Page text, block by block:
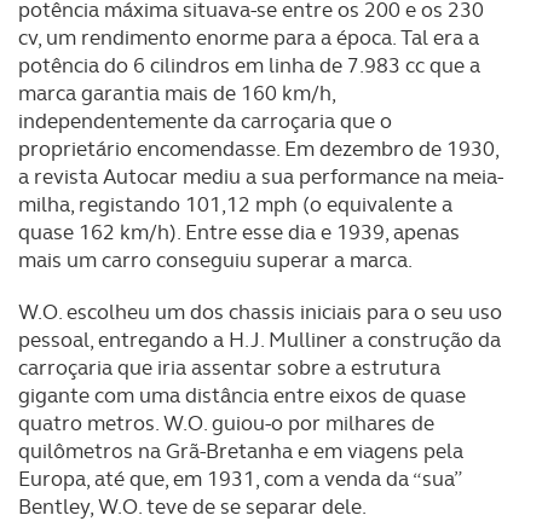
potência máxima situava-se entre os 200 e os 230
cv, um rendimento enorme para a época. Tal era a
potência do 6 cilindros em linha de 7.983 cc que a
marca garantia mais de 160 km/h,
independentemente da carroçaria que o
proprietário encomendasse. Em dezembro de 1930,
a revista Autocar mediu a sua performance na meia-
milha, registando 101,12 mph (o equivalente a
quase 162 km/h). Entre esse dia e 1939, apenas
mais um carro conseguiu superar a marca.
W.O. escolheu um dos chassis iniciais para o seu uso
pessoal, entregando a H.J. Mulliner a construção da
carroçaria que iria assentar sobre a estrutura
gigante com uma distância entre eixos de quase
quatro metros. W.O. guiou-o por milhares de
quilômetros na Grã-Bretanha e em viagens pela
Europa, até que, em 1931, com a venda da “sua”
Bentley, W.O. teve de se separar dele.